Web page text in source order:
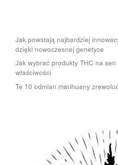
Jak powstają najbardziej
dzięki nowoczesnej genetyce
Jak wybrać produkty THC na
właściwości
Te 10 odmian marihuany